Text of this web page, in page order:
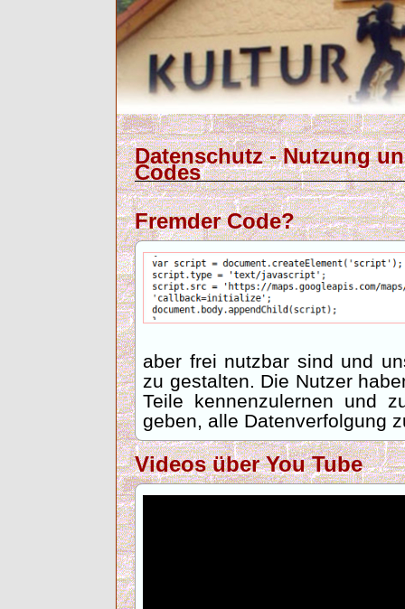
Datenschutz - Nutzung
Codes
Fremder Code?
aber frei nutzbar sind und
zu gestalten. Die Nutzer
Teile kennenzulernen und
geben, alle Datenverfolgung
Videos über You Tube